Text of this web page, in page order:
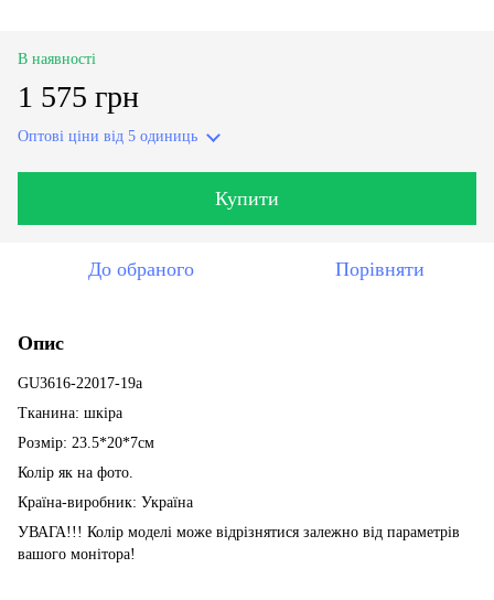
В наявності
1 575 грн
Оптові ціни від 5 одиниць
Купити
До обраного Порівняти
Опис
GU3616-22017-19a
Тканина: шкіра
Розмір: 23.5*20*7см
Колір як на фото.
Країна-виробник: Україна
УВАГА!!! Колір моделі може відрізнятися залежно від параметрів
вашого монітора!